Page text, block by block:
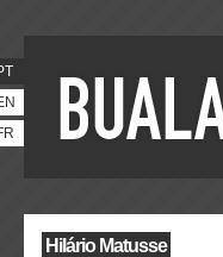
Hilário Matusse